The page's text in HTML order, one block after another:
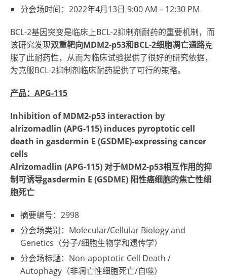
分会场时间：2022年4月13日 9:00 AM – 12:30 PM
BCL-2基因突变是临床上BCL-2抑制剂耐药的重要机制，而
该研究发现双重靶向MDM2-p53和BCL-2细胞凋亡通路克
服了此耐药性，从而为临床试验提供了很好的研究依据，
为克服BCL-2抑制剂临床耐药提供了可行的策略。
产品：APG-115
Inhibition of MDM2-p53 interaction by
alrizomadlin (APG-115) induces pyroptotic cell
death in gasdermin E (GSDME)-expressing cancer
cells
Alrizomadlin (APG-115) 对于MDM2-p53相互作用的抑
制可诱导gasdermin E (GSDME) 阳性癌细胞的焦亡性细
胞死亡
摘要编号：2998
分会场类别：Molecular/Cellular Biology and
Genetics（分子/细胞生物学和遗传学）
分会场标题：Non-apoptotic Cell Death /
Autophagy（非凋亡性细胞死亡/自噬）